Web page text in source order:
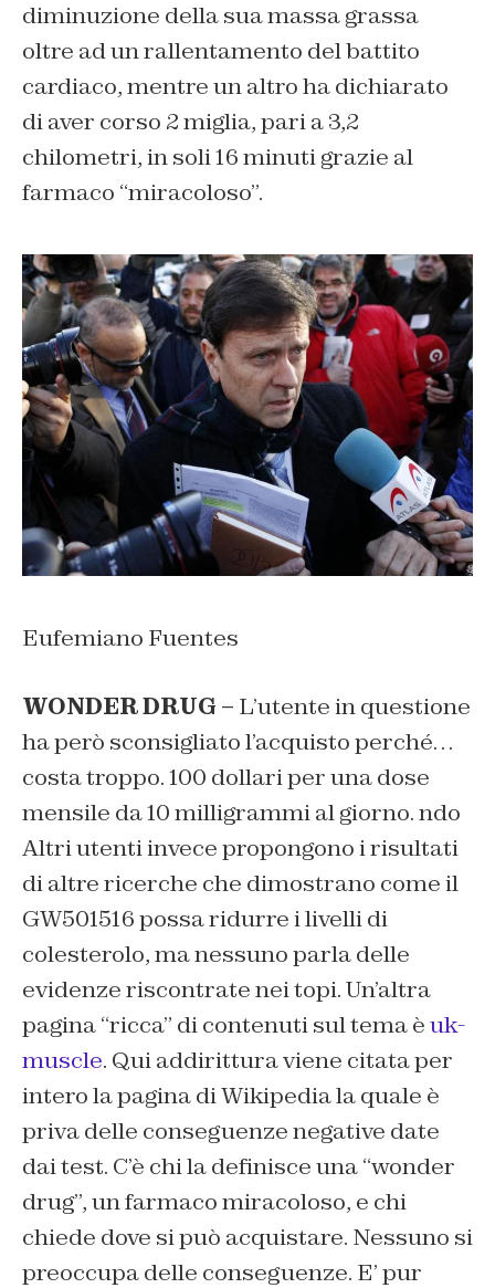
diminuzione della sua massa grassa
oltre ad un rallentamento del battito
cardiaco, mentre un altro ha dichiarato
di aver corso 2 miglia, pari a 3,2
chilometri, in soli 16 minuti grazie al
farmaco “miracoloso”.
Eufemiano Fuentes
WONDER DRUG – L’utente in questione
ha però sconsigliato l’acquisto perché…
costa troppo. 100 dollari per una dose
mensile da 10 milligrammi al giorno. ndo
Altri utenti invece propongono i risultati
di altre ricerche che dimostrano come il
GW501516 possa ridurre i livelli di
colesterolo, ma nessuno parla delle
evidenze riscontrate nei topi. Un’altra
pagina “ricca” di contenuti sul tema èuk-
muscle. Qui addirittura viene citata per
intero la pagina di Wikipedia la quale è
priva delle conseguenze negative date
dai test. C’è chi la definisce una “wonder
drug”, un farmaco miracoloso, e chi
chiede dove si può acquistare. Nessuno si
preoccupa delle conseguenze. E’ pur